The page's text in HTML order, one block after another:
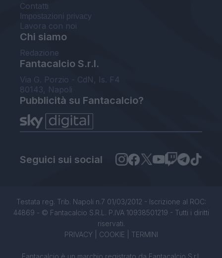
Contatti
Impostazioni privacy
Lavora con noi
Chi siamo
Redazione
Fantacalcio S.r.l.
Via G. Porzio - CdN, Is. F4
80143, Napoli
Pubblicità su Fantacalcio?
Seguici sui social
Testata reg. Trib. Napoli n.7 01/03/2012 - Iscrizione al ROC:
44869 - © Fantacalcio S.R.L. P.IVA 10938501219 - Tutti i diritti
riservati.
PRIVACY| COOKIE TERMINI
Fantacalcio è un marchio registrato da Fantacalcio S.r.l.